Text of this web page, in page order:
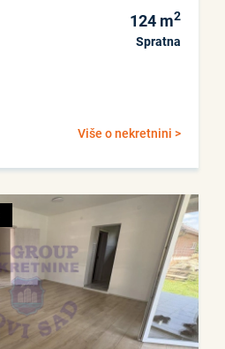
124 m2
Spratna
Više o nekretnini >